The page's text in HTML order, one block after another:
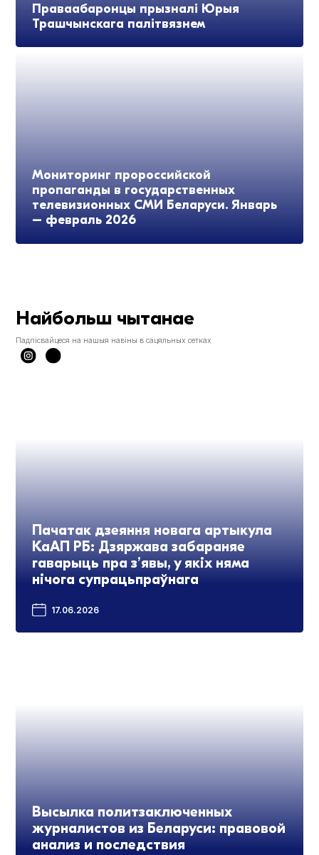
Праваабаронцы прызналі Юрыя
Трашчынскага палітвязнем
Мониторинг пророссийской
пропаганды в государственных
телевизионных СМИ Беларуси. Январь
– февраль 2026
Найбольш чытанае
Падпісвайцеся на нашыя навіны в сацяльных сетках
Пачатак дзеяння новага артыкула
КаАП РБ: Дзяржава забараняе
гаварыць пра з’явы, у якіх няма
нічога супрацьпраўнага
17.06.2026
Высылка политзаключенных
журналистов из Беларуси: правовой
анализ и последствия